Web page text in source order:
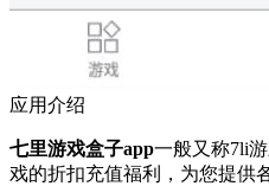
应用介绍
七里游戏盒子app一般又称7li
戏的折扣充值福利，为您提供